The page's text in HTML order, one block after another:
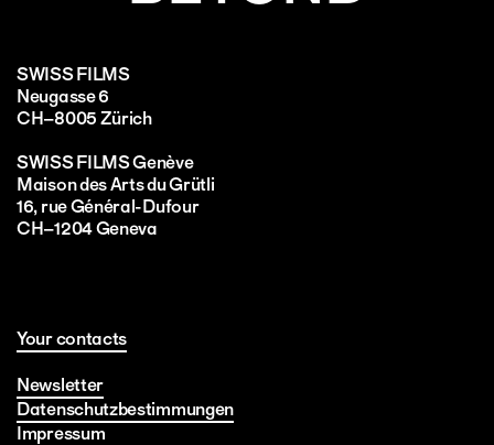
SWISS FILMS
Neugasse 6
CH–8005 Zürich
SWISS FILMS Genève
Maison des Arts du Grütli
16, rue Général-Dufour
CH–1204 Geneva
Your contacts
Newsletter
Datenschutzbestimmungen
Impressum